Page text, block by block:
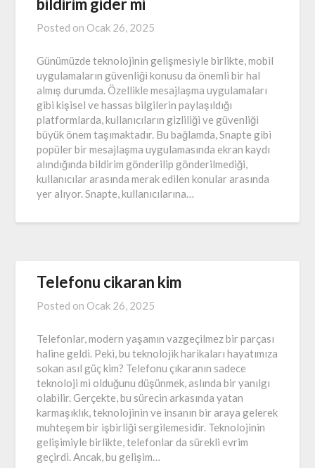
bildirim gider mi
Posted on Ocak 26, 2025
Günümüzde teknolojinin gelişmesiyle birlikte, mobil
uygulamaların güvenliği konusu da önemli bir hal
almış durumda. Özellikle mesajlaşma uygulamaları
gibi kişisel ve hassas bilgilerin paylaşıldığı
platformlarda, kullanıcıların gizliliği ve güvenliği
büyük önem taşımaktadır. Bu bağlamda, Snapte gibi
popüler bir mesajlaşma uygulamasında ekran kaydı
alındığında bildirim gönderilip gönderilmediği,
kullanıcılar arasında merak edilen konular arasında
yer alıyor. Snapte, kullanıcılarına…
Telefonu cikaran kim
Posted on Ocak 26, 2025
Telefonlar, modern yaşamın vazgeçilmez bir parçası
haline geldi. Peki, bu teknolojik harikaları hayatımıza
sokan asıl güç kim? Telefonu çıkaranın sadece
teknoloji mi olduğunu düşünmek, aslında bir yanılgı
olabilir. Gerçekte, bu sürecin arkasında yatan
karmaşıklık, teknolojinin ve insanın bir araya gelerek
muhteşem bir işbirliği sergilemesidir. Teknolojinin
gelişimiyle birlikte, telefonlar da sürekli evrim
geçirdi. Ancak, bu gelişim…